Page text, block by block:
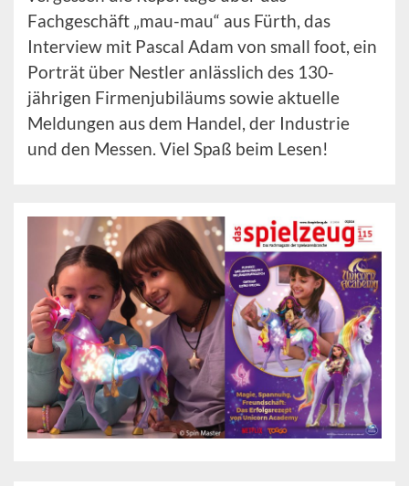
Fachgeschäft „mau-mau“ aus Fürth, das
Interview mit Pascal Adam von small foot, ein
Porträt über Nestler anlässlich des 130-
jährigen Firmenjubiläums sowie aktuelle
Meldungen aus dem Handel, der Industrie
und den Messen. Viel Spaß beim Lesen!